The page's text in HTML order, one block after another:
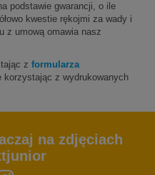
podstawie gwarancji, o ile
kwestie rękojmi za wady i
z umową omawia nasz
z formularza
korzystając z wydrukowanych
na zdjęciach